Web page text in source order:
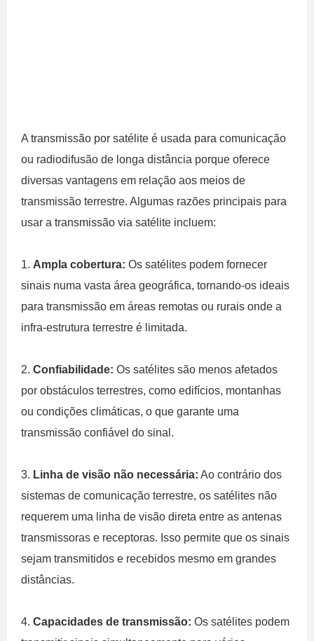
A transmissão por satélite é usada para comunicação
ou radiodifusão de longa distância porque oferece
diversas vantagens em relação aos meios de
transmissão terrestre. Algumas razões principais para
usar a transmissão via satélite incluem:
1. Ampla cobertura: Os satélites podem fornecer
sinais numa vasta área geográfica, tornando-os ideais
para transmissão em áreas remotas ou rurais onde a
infra-estrutura terrestre é limitada.
2. Confiabilidade: Os satélites são menos afetados
por obstáculos terrestres, como edifícios, montanhas
ou condições climáticas, o que garante uma
transmissão confiável do sinal.
3. Linha de visão não necessária: Ao contrário dos
sistemas de comunicação terrestre, os satélites não
requerem uma linha de visão direta entre as antenas
transmissoras e receptoras. Isso permite que os sinais
sejam transmitidos e recebidos mesmo em grandes
distâncias.
4. Capacidades de transmissão: Os satélites podem